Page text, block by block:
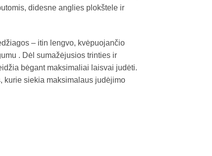
didesne anglies plokštele ir
– itin lengvo, kvėpuojančio
. Dėl sumažėjusios trinties ir
bėgant maksimaliai laisvai judėti.
kurie siekia maksimalaus judėjimo